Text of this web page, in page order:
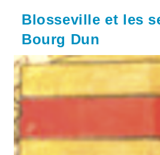
Blosseville et les
Bourg Dun